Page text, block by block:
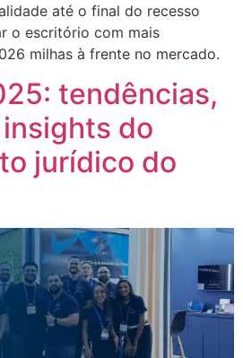
até o final do recesso
o escritório com mais
milhas à frente no mercado.
tendências,
do
jurídico do